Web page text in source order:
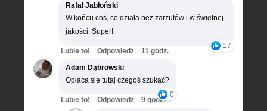
Rafał Jabłoński
W końcu coś, co działa bez zarzutów i w świetnej
jakości. Super!
17
Lubie to! Odpowiedz
11 godz.
Adam Dąbrowski
Opłaca się tutaj czegoś szukać?
0
Lubie to! Odpowiedz
9 godz.